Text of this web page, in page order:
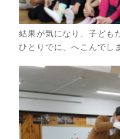
結果が気になり、子ども
ひとりでに、へこんでし